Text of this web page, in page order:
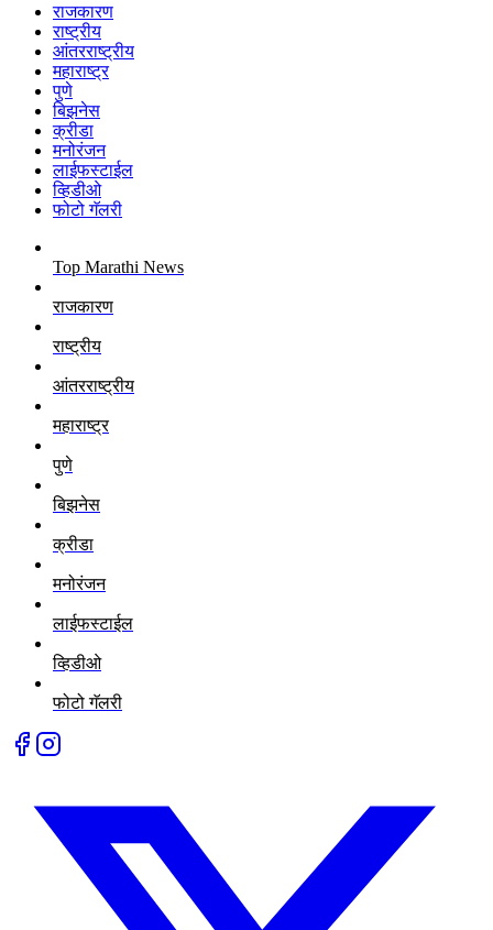
राजकारण
राष्ट्रीय
आंतरराष्ट्रीय
महाराष्ट्र
पुणे
बिझनेस
क्रीडा
मनोरंजन
लाईफस्टाईल
व्हिडीओ
फोटो गॅलरी
Top Marathi News
राजकारण
राष्ट्रीय
आंतरराष्ट्रीय
महाराष्ट्र
पुणे
बिझनेस
क्रीडा
मनोरंजन
लाईफस्टाईल
व्हिडीओ
फोटो गॅलरी